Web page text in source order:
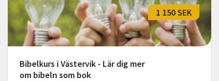
Bibelkurs i Västervik - Lär dig mer
om bibeln som bok
1 150 SEK